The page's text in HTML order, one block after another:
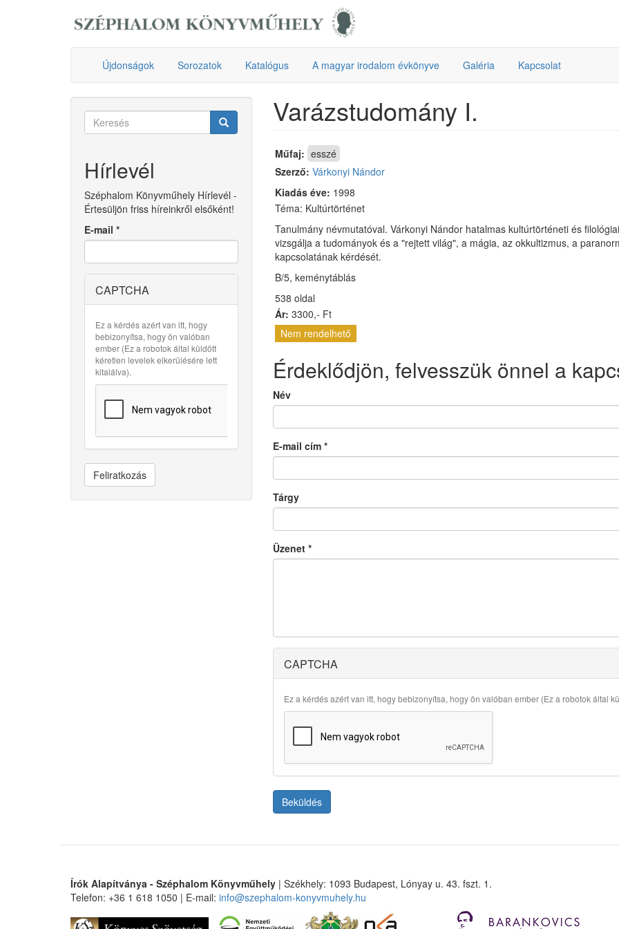
Újdonságok Sorozatok Katalógus A magyar irodalom évkönyve Galéria Kapcsolat
Keresés
Hírlevél
Széphalom Könyvműhely Hírlevél -
Értesüljön friss híreinkről elsőként!
E-mail *
CAPTCHA
Ez a kérdés azért van itt, hogy
bebizonyítsa, hogy ön valóban
ember (Ez a robotok által küldött
kéretlen levelek elkerülésére lett
kitalálva).
Feliratkozás
Varázstudomány I.
Műfaj: esszé
Szerző: Várkonyi Nándor
Kiadás éve: 1998
Téma: Kultúrtörténet
Tanulmány névmutatóval. Várkonyi Nándor hatalmas kultúrtörténeti és
vizsgálja a tudományok és a "rejtett világ", a mágia, az okkultizmus, a
kapcsolatának kérdését.
B/5, keménytáblás
538 oldal
Ár: 3300,- Ft
Nem rendelhető
Érdeklődjön, felvesszük önnel a
Név
E-mail cím *
Tárgy
Üzenet *
CAPTCHA
Ez a kérdés azért van itt, hogy bebizonyítsa, hogy ön valóban ember (Ez a robotok által
Beküldés
Írók Alapítványa - Széphalom Könyvműhely | Székhely: 1093 Budapest, Lónyay u. 43. fszt. 1.
Telefon: +36 1 618 1050 | E-mail: info@szephalom-konyvmuhely.hu